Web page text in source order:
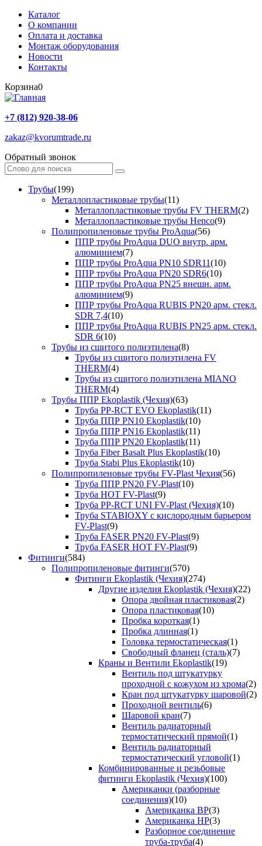
Каталог
О компании
Оплата и доставка
Монтаж оборудования
Новости
Контакты
Корзина0
+7 (812) 920-38-06
zakaz@kvorumtrade.ru
Обратный звонок
Трубы(199)
Металлопластиковые трубы(11)
Металлопластиковые трубы FV THERM(2)
Металлопластиковые трубы Henco(9)
Полипропиленовые трубы ProAqua(56)
ППР трубы ProAqua DUO внутр. арм.
алюминием(7)
ППР трубы ProAqua PN10 SDR11(10)
ППР трубы ProAqua PN20 SDR6(10)
ППР трубы ProAqua PN25 внешн. арм.
алюминием(9)
ППР трубы ProAqua RUBIS PN20 арм. стекл.
SDR 7,4(10)
ППР трубы ProAqua RUBIS PN25 арм. стекл.
SDR 6(10)
Трубы из сшитого полиэтилена(8)
Трубы из сшитого полиэтилена FV
THERM(4)
Трубы из сшитого полиэтилена MIANO
THERM(4)
Трубы ППР Ekoplastik (Чехия)(63)
Труба PP-RCT EVO Ekoplastik(11)
Труба ППР PN10 Ekoplastik(10)
Труба ППР PN16 Ekoplastik(11)
Труба ППР PN20 Ekoplastik(11)
Труба Fiber Basalt Plus Ekoplastik(10)
Труба Stabi Plus Ekoplastik(10)
Полипропиленовые трубы FV-Plast Чехия(56)
Труба ППР PN20 FV-Plast(10)
Труба HOT FV-Plast(9)
Труба PP-RCT UNI FV-Plast (Чехия)(10)
Труба STABIOXY с кислородным барьером
FV-Plast(9)
Труба FASER PN20 FV-Plast(9)
Труба FASER HOT FV-Plast(9)
Фитинги(584)
Полипропиленовые фитинги(570)
Фитинги Ekoplastik (Чехия)(274)
Другие изделия Ekoplastik (Чехия)(22)
Опора двойная пластиковая(2)
Опора пластиковая(10)
Пробка короткая(1)
Пробка длинная(1)
Головка термостатическая(1)
Свободный фланец (сталь)(7)
Краны и Вентили Ekoplastik(19)
Вентиль под штукатурку
проходной с кожухом из хрома(2)
Кран под штукатурку шаровой(2)
Проходной вентиль(6)
Шаровой кран(7)
Вентиль радиаторный
термостатический прямой(1)
Вентиль радиаторный
термостатический угловой(1)
Комбинированные и резьбовые
фитинги Ekoplastik (Чехия)(100)
Американки (разборные
соединения)(10)
Американка ВР(3)
Американка НР(3)
Разборное соединение
труба-труба(4)